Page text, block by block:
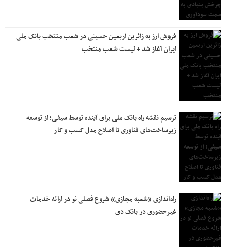
فروش ارز به زائرین اربعین حسینی در شعب منتخب بانک ملی
ایران آغاز شد + لیست شعب منتخب
ترسیم نقشه راه بانک ملی برای آینده توسط سیفی؛ از توسعه
زیرساخت‌های فناوری تا اصلاح مدل کسب و کار
راه‌اندازی «شعبه مجازی» شروع فصلی نو در ارائه خدمات
غیرحضوری در بانک دی